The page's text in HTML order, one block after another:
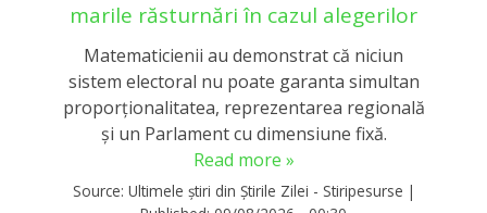
marile răsturnări în cazul alegerilor
Matematicienii au demonstrat că niciun
sistem electoral nu poate garanta simultan
proporționalitatea, reprezentarea regională
și un Parlament cu dimensiune fixă.
Read more »
Source: Ultimele știri din Știrile Zilei - Stiripesurse |